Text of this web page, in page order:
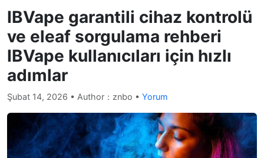
IBVape garantili cihaz kontrolü
ve eleaf sorgulama rehberi
IBVape kullanıcıları için hızlı
adımlar
Şubat 14, 2026 • Author：znbo • Yorum